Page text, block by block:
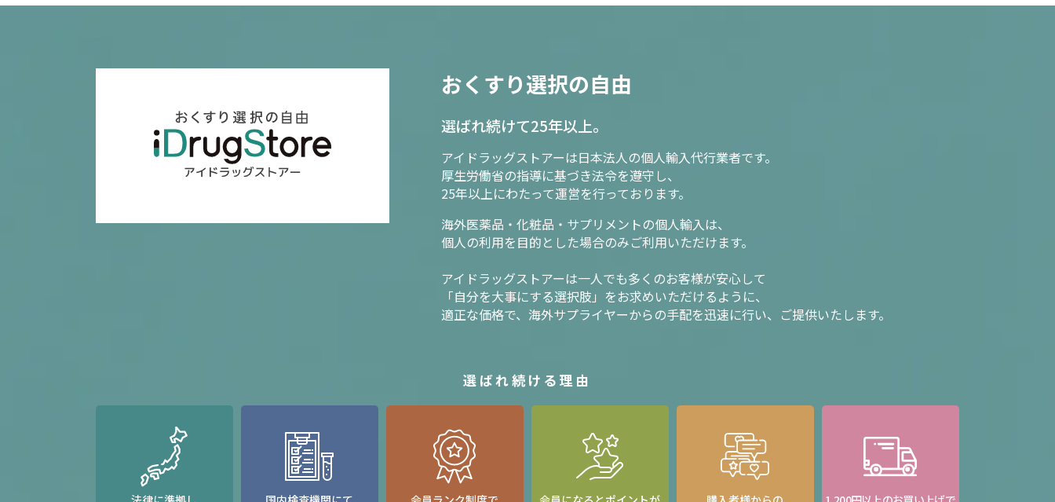
おくすり選択の自由
選ばれ続けて25年以上。
アイドラッグストアーは日本法人の個人輸入代行業者です。
厚生労働省の指導に基づき法令を遵守し、
25年以上にわたって運営を行っております。
海外医薬品・化粧品・サプリメントの個人輸入は、
個人の利用を目的とした場合のみご利用いただけます。
アイドラッグストアーは一人でも多くのお客様が安心して
「自分を大事にする選択肢」をお求めいただけるように、
適正な価格で、海外サプライヤーからの手配を迅速に行い、ご提供いたします。
選ばれ続ける理由